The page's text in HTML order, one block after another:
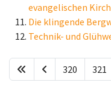
evangelischen
Die klingende
Technik- und
320 321